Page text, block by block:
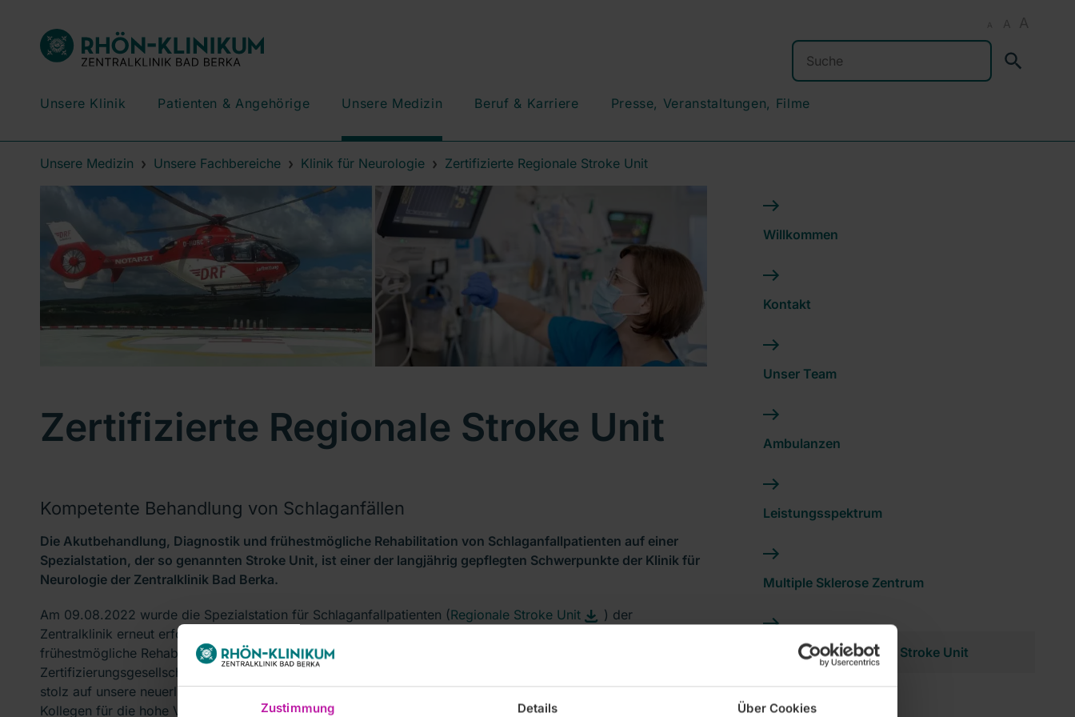
Zustimmung Details Über Cookies
A A A
Suchen
Unsere Klinik Patienten & Angehörige Unsere Medizin Beruf & Karriere Presse, Veranstaltungen, Filme
Unsere Medizin Unsere Fachbereiche Klinik für Neurologie Zertifizierte Regionale Stroke Unit
Zertifizierte Regionale Stroke Unit
Kompetente Behandlung von Schlaganfällen
Die Akutbehandlung, Diagnostik und frühestmögliche Rehabilitation von Schlaganfallpatienten auf einer
Spezialstation, der so genannten Stroke Unit, ist einer der langjährig gepflegten Schwerpunkte der Klinik für
Neurologie der Zentralklinik Bad Berka.
Am 09.08.2022 wurde die Spezialstation für Schlaganfallpatienten (Regionale Stroke Unit
) der
Zentralklinik erneut erfolgreich zertifiziert. Die vier Betten-Station für die Akutbehandlung, Diagnostik und
frühestmögliche Rehabilitation von Schlaganfallpatienten erhielt die Auszeichnung durch die
Zertifizierungsgesellschaft InterCert (TÜV) und die Deutsche Schlaganfallgesellschaft (DSG). „Wir sind sehr
stolz auf unsere neuerlich zertifizierte Stroke Unit. Es ist eine Auszeichnung für unsere Kolleginnen und
Kollegen für die hohe Versorgungsqualität“, so der Chefarzt der Klinik für Neurologie, PD Dr. Albrecht Kunze.
Willkommen
Kontakt
Unser Team
Ambulanzen
Leistungsspektrum
Multiple Sklerose Zentrum
Zertifizierte Regionale Stroke Unit